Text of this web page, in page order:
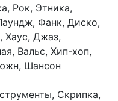
Рок, Этника,
Фанк, Диско,
Хаус, Джаз,
Вальс, Хип-хоп,
Шансон
Скрипка,